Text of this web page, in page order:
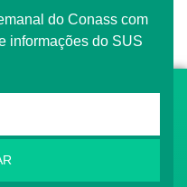
informações do SUS